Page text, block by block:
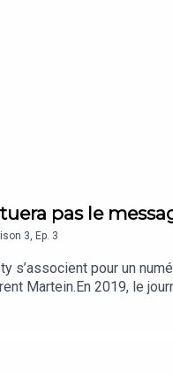
pas le
3 Ep. 3
s’associent pour un
Martein.En 2019, le
et ce, jusqu'en
vie. Aujourd'hui, il